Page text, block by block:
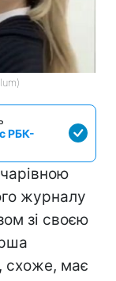
РБК-
журналу
зі своєю
схоже, має